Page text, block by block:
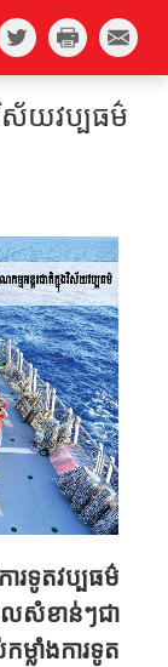
ស័យវប្បធម៌
ទូតវប្បធម៌
សំខាន់ៗជា
ងការទូត